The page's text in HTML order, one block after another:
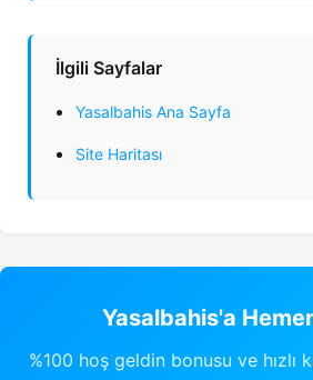
İlgili Sayfalar
Yasalbahis Ana Sayfa
Site Haritası
Yasalbahis'a
%100 hoş geldin bonusu ve hızlı